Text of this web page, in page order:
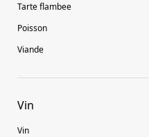
Tarte flambee
Poisson
Viande
Vin
Vin